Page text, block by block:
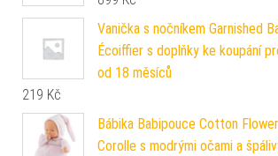
Vanička s nočníkem Garnished
Écoiffier s doplňky ke koupání
od 18 měsíců
219 Kč
Bábika Babipouce Cotton
Corolle s modrými očami a